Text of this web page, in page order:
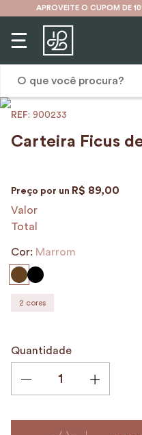
APROVEITE O CUPOM DE
: 900233
Carteira Ficus
Preço por un R$ 89,00
Valor
Total
Cor: Marrom
2 cores
Quantidade
karina
5º
6 º
carteira
7
8º
10º case